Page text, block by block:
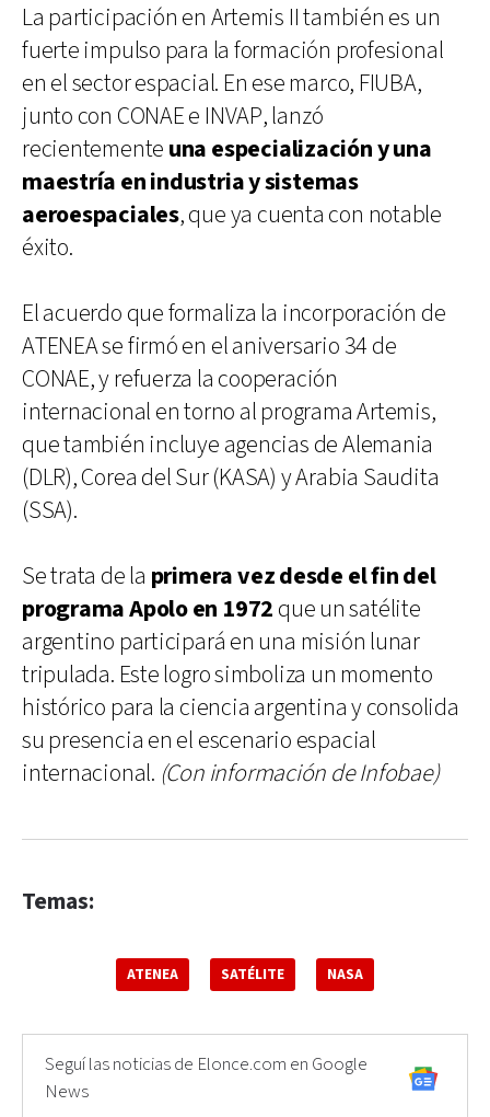
La participación en Artemis II también es un
fuerte impulso para la formación profesional
en el sector espacial. En ese marco, FIUBA,
junto con CONAE e INVAP, lanzó
recientemente una especialización y una
maestría en industria y sistemas
aeroespaciales, que ya cuenta con notable
éxito.
El acuerdo que formaliza la incorporación de
ATENEA se firmó en el aniversario 34 de
CONAE, y refuerza la cooperación
internacional en torno al programa Artemis,
que también incluye agencias de Alemania
(DLR), Corea del Sur (KASA) y Arabia Saudita
(SSA).
Se trata de la primera vez desde el fin del
programa Apolo en 1972 que un satélite
argentino participará en una misión lunar
tripulada. Este logro simboliza un momento
histórico para la ciencia argentina y consolida
su presencia en el escenario espacial
internacional. (Con información de Infobae)
Temas:
ATENEA SATÉLITE NASA
Seguí las noticias de Elonce.com en Google
News